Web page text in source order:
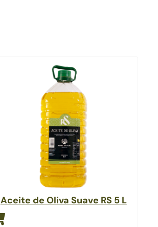
Aceite de Oliva Suave RS 5 L